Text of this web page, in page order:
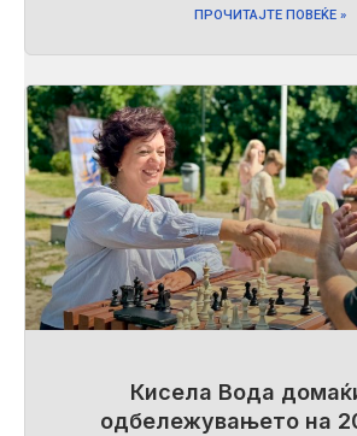
ПРОЧИТАЈТЕ ПОВЕЌЕ »
Кисела Вода
одбележувањето на